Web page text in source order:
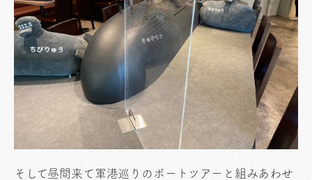
そして昼間来て軍港巡りのボートツアーと組みあわせ